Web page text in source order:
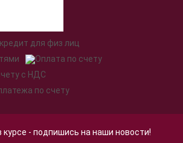
курсе - подпишись на наши новости!